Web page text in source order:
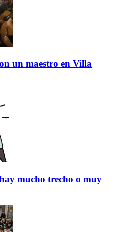
un maestro en Villa
mucho trecho o muy